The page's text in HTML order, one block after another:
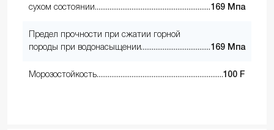
сухом состоянии
169 Мпа
Предел прочности при сжатии горной
породы при водонасыщении
169 Мпа
Морозостойкость 100 F